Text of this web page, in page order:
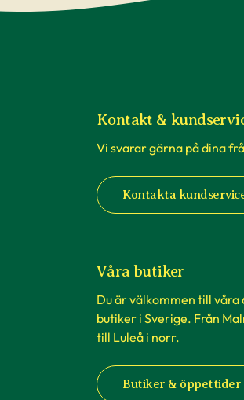
Kontakt &
Vi svarar gärna på dina
Kontakta
Våra butiker
Du är välkommen till våra
butiker i Sverige. Från
till Luleå i norr.
Butiker & öppettider